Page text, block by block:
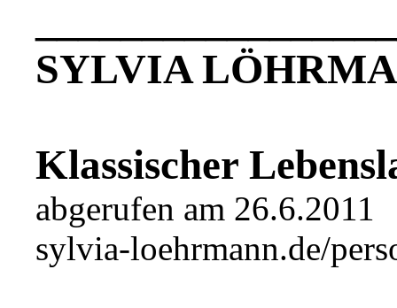
SYLVIA
Klassischer
abgerufen am 26.6.2011
sylvia-loehrmann.de/